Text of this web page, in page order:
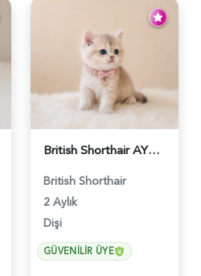
British Shorthair AY12 Güzel Kızımız - 6349
British Shorthair
2 Aylık
Dişi
GÜVENILIR ÜYE